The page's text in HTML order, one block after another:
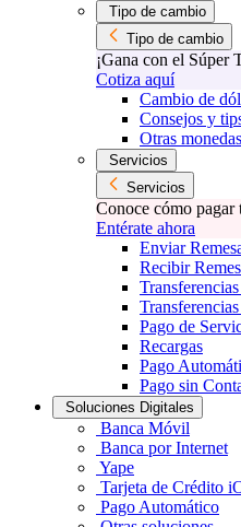
Tipo de cambio
Tipo de cambio
¡Gana con el Súper
Cotiza aquí
Cambio de
Consejos y
Otras monedas
Servicios
Servicios
Conoce cómo pagar
Entérate ahora
Enviar
Recibir
Pago de
Recargas
Pago
Pago sin
Soluciones Digitales
Banca Móvil
Banca por Internet
Yape
Tarjeta de Crédito
Pago Automático